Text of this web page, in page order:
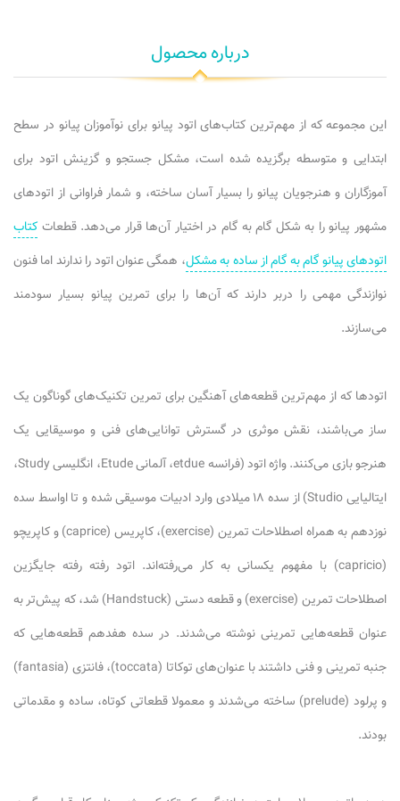
درباره محصول
این مجموعه که از مهم‌ترین کتاب‌های اتود پیانو برای نوآموزان پیانو در سطح
ابتدایی و متوسطه برگزیده شده است، مشکل جستجو و گزینش اتود برای
آموزگاران و هنرجویان پیانو را بسیار آسان ساخته، و شمار فراوانی از اتودهای
مشهور پیانو را به شکل گام به گام در اختیار آن‌ها قرار می‌دهد. قطعات کتاب
اتودهای پیانو گام به گام از ساده به مشکل، همگی عنوان اتود را ندارند اما فنون
نوازندگی مهمی را دربر دارند که آن‌ها را برای تمرین پیانو بسیار سودمند
می‌سازند.
اتودها که از مهم‌ترین قطعه‌های آهنگین برای تمرین تکنیک‌های گوناگون یک
ساز می‌باشند، نقش موثری در گسترش توانایی‌های فنی و موسیقایی یک
هنرجو بازی می‌کنند. واژه اتود (فرانسه etdue، آلمانی Etude، انگلیسی Study،
ایتالیایی Studio) از سده ۱۸ میلادی وارد ادبیات موسیقی شده و تا اواسط سده
نوزدهم به همراه اصطلاحات تمرین (exercise)، کاپریس (caprice) و کاپریچو
(capricio) با مفهوم یکسانی به کار می‌رفته‌اند. اتود رفته رفته جایگزین
اصطلاحات تمرین (exercise) و قطعه دستی (Handstuck) شد، که پیش‌تر به
عنوان قطعه‌هایی تمرینی نوشته می‌شدند. در سده هفدهم قطعه‌هایی که
جنبه تمرینی و فنی داشتند با عنوان‌های توکاتا (toccata)، فانتزی (fantasia)
و پرلود (prelude) ساخته می‌شدند و معمولا قطعاتی کوتاه، ساده و مقدماتی
بودند.